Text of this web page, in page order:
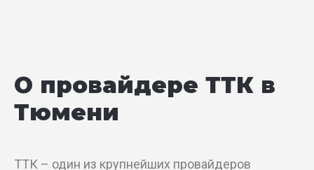
Затюменский тупик
Казаровский пер
О провайдере ТТК в
Тюмени
ТТК – один из крупнейших провайдеров